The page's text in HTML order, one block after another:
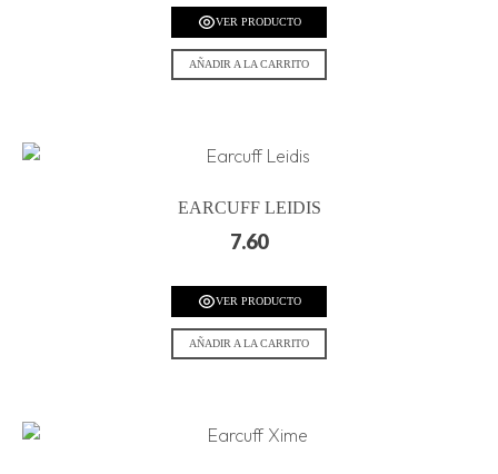
VER PRODUCTO
AÑADIR A LA CARRITO
EARCUFF LEIDIS
7.60
VER PRODUCTO
AÑADIR A LA CARRITO